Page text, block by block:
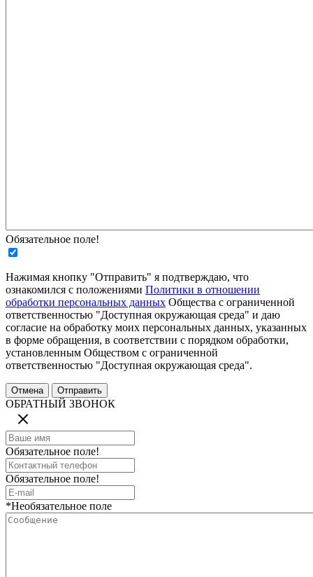
Обязательное поле!
Нажимая кнопку "Отправить" я подтверждаю, что
ознакомился с положениями Политики в отношении
обработки персональных данных Общества с ограниченной
ответственностью "Доступная окружающая среда" и даю
согласие на обработку моих персональных данных, указанных
в форме обращения, в соответствии с порядком обработки,
установленным Обществом с ограниченной
ответственностью "Доступная окружающая среда".
ОБРАТНЫЙ ЗВОНОК
Обязательное поле!
Обязательное поле!
*Необязательное поле